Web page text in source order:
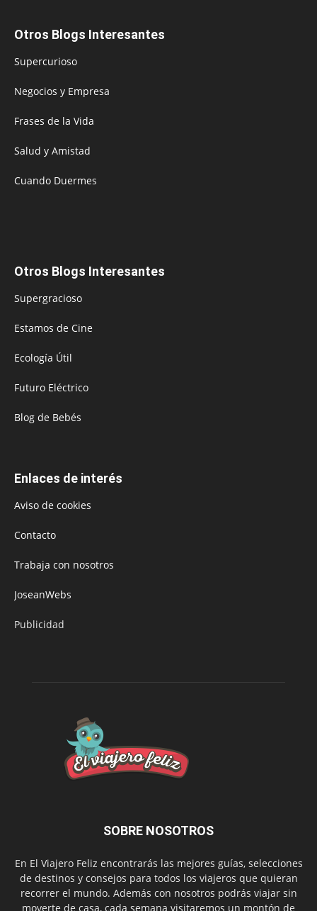
Otros Blogs Interesantes
Supercurioso
Negocios y Empresa
Frases de la Vida
Salud y Amistad
Cuando Duermes
Otros Blogs Interesantes
Supergracioso
Estamos de Cine
Ecología Útil
Futuro Eléctrico
Blog de Bebés
Enlaces de interés
Aviso de cookies
Contacto
Trabaja con nosotros
JoseanWebs
Publicidad
SOBRE NOSOTROS
En El Viajero Feliz encontrarás las mejores guías, selecciones
de destinos y consejos para todos los viajeros que quieran
recorrer el mundo. Además con nosotros podrás viajar sin
moverte de casa, cada semana visitaremos un montón de